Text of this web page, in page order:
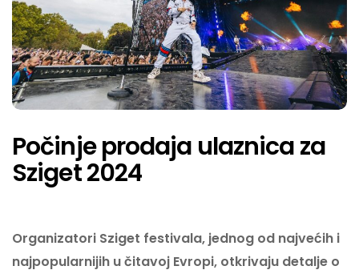
Počinje prodaja ulaznica za
Sziget 2024
Organizatori Sziget festivala, jednog od najvećih i
najpopularnijih u čitavoj Evropi, otkrivaju detalje o